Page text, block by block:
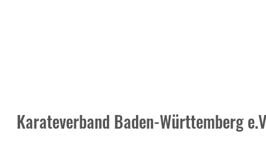
Karateverband Baden-Württemberg